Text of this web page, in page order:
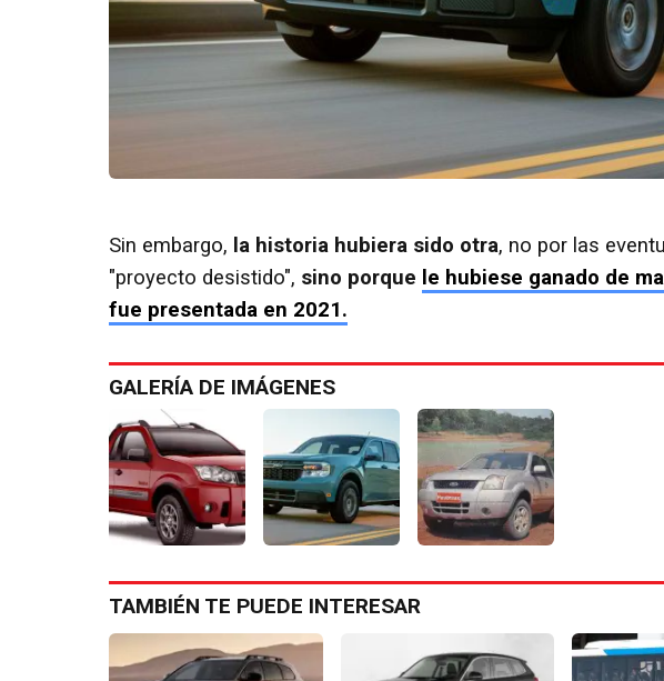
Sin embargo, la historia hubiera sido otra, no por las
"proyecto desistido", sino porque le hubiese ganado de
fue presentada en 2021.
GALERÍA DE IMÁGENES
TAMBIÉN TE PUEDE INTERESAR